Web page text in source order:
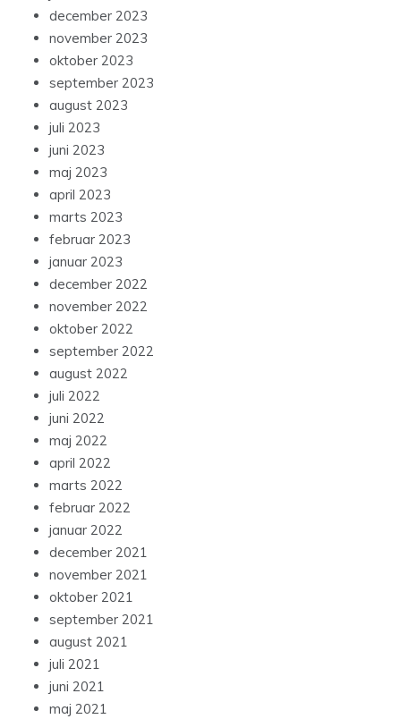
december 2023
november 2023
oktober 2023
september 2023
august 2023
juli 2023
juni 2023
maj 2023
april 2023
marts 2023
februar 2023
januar 2023
december 2022
november 2022
oktober 2022
september 2022
august 2022
juli 2022
juni 2022
maj 2022
april 2022
marts 2022
februar 2022
januar 2022
december 2021
november 2021
oktober 2021
september 2021
august 2021
juli 2021
juni 2021
maj 2021